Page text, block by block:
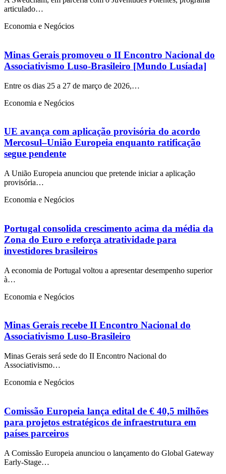
articulado…
Economia e Negócios
Minas Gerais promoveu o II Encontro Nacional do
Associativismo Luso-Brasileiro [Mundo Lusíada]
Entre os dias 25 a 27 de março de 2026,…
Economia e Negócios
UE avança com aplicação provisória do acordo
Mercosul–União Europeia enquanto ratificação
segue pendente
A União Europeia anunciou que pretende iniciar a aplicação
provisória…
Economia e Negócios
Portugal consolida crescimento acima da média da
Zona do Euro e reforça atratividade para
investidores brasileiros
A economia de Portugal voltou a apresentar desempenho superior
à…
Economia e Negócios
Minas Gerais recebe II Encontro Nacional do
Associativismo Luso-Brasileiro
Minas Gerais será sede do II Encontro Nacional do
Associativismo…
Economia e Negócios
Comissão Europeia lança edital de € 40,5 milhões
para projetos estratégicos de infraestrutura em
países parceiros
A Comissão Europeia anunciou o lançamento do Global Gateway
Early-Stage…